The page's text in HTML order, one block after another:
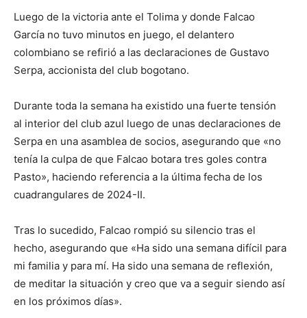
Luego de la victoria ante el Tolima y donde Falcao
García no tuvo minutos en juego, el delantero
colombiano se refirió a las declaraciones de Gustavo
Serpa, accionista del club bogotano.
Durante toda la semana ha existido una fuerte tensión
al interior del club azul luego de unas declaraciones de
Serpa en una asamblea de socios, asegurando que «no
tenía la culpa de que Falcao botara tres goles contra
Pasto», haciendo referencia a la última fecha de los
cuadrangulares de 2024-II.
Tras lo sucedido, Falcao rompió su silencio tras el
hecho, asegurando que «Ha sido una semana difícil para
mi familia y para mí. Ha sido una semana de reflexión,
de meditar la situación y creo que va a seguir siendo así
en los próximos días».